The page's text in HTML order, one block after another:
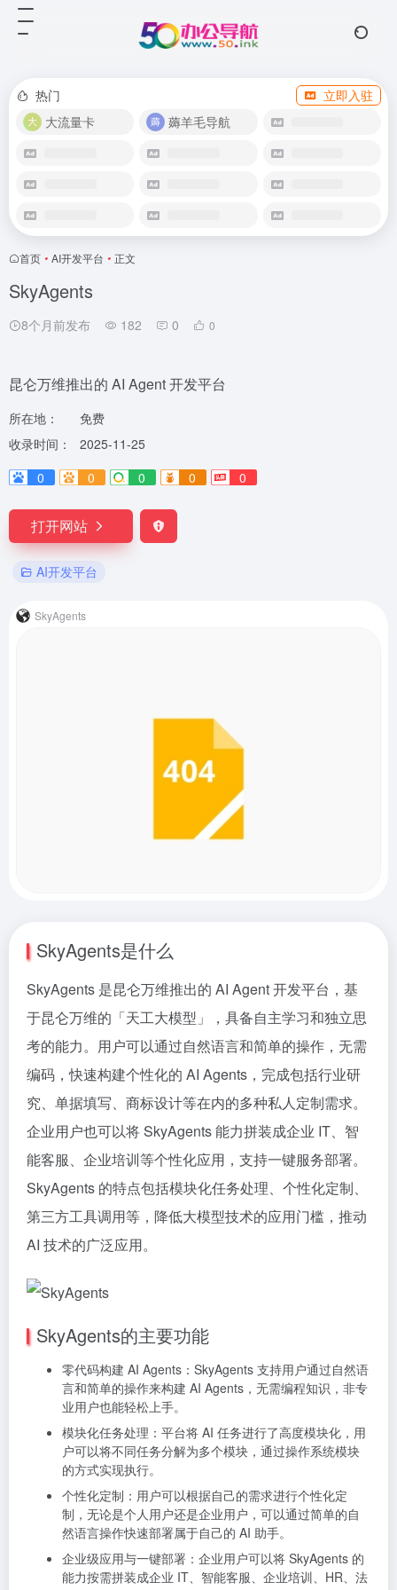
热门
立即入驻
大流量卡
薅羊毛导航
首页 • AI开发平台 • 正文
SkyAgents
8个月前发布 182 0 0
昆仑万维推出的 AI Agent 开发平台
所在地：
免费
收录时间：
2025-11-25
0
0 0 0 0
打开网站
AI开发平台
SkyAgents
SkyAgents是什么
SkyAgents 是昆仑万维推出的 AI Agent 开发平台，基
于昆仑万维的「天工大模型」，具备自主学习和独立思
考的能力。用户可以通过自然语言和简单的操作，无需
编码，快速构建个性化的 AI Agents，完成包括行业研
究、单据填写、商标设计等在内的多种私人定制需求。
企业用户也可以将 SkyAgents 能力拼装成企业 IT、智
能客服、企业培训等个性化应用，支持一键服务部署。
SkyAgents 的特点包括模块化任务处理、个性化定制、
第三方工具调用等，降低大模型技术的应用门槛，推动
AI 技术的广泛应用。
SkyAgents的主要功能
零代码构建 AI Agents：SkyAgents 支持用户通过自然语
言和简单的操作来构建 AI Agents，无需编程知识，非专
业用户也能轻松上手。
模块化任务处理：平台将 AI 任务进行了高度模块化，用
户可以将不同任务分解为多个模块，通过操作系统模块
的方式实现执行。
个性化定制：用户可以根据自己的需求进行个性化定
制，无论是个人用户还是企业用户，可以通过简单的自
然语言操作快速部署属于自己的 AI 助手。
企业级应用与一键部署：企业用户可以将 SkyAgents 的
能力按需拼装成企业 IT、智能客服、企业培训、HR、法